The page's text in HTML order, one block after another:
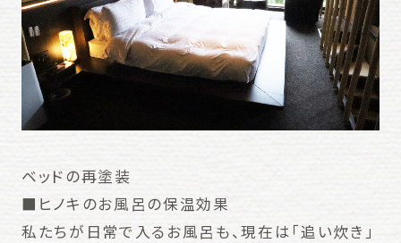
ベッドの再塗装
■ヒノキのお風呂の保温効果
私たちが日常で入るお風呂も、現在は「追い炊き」